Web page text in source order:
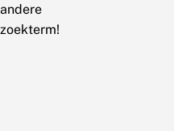
andere
zoekterm!